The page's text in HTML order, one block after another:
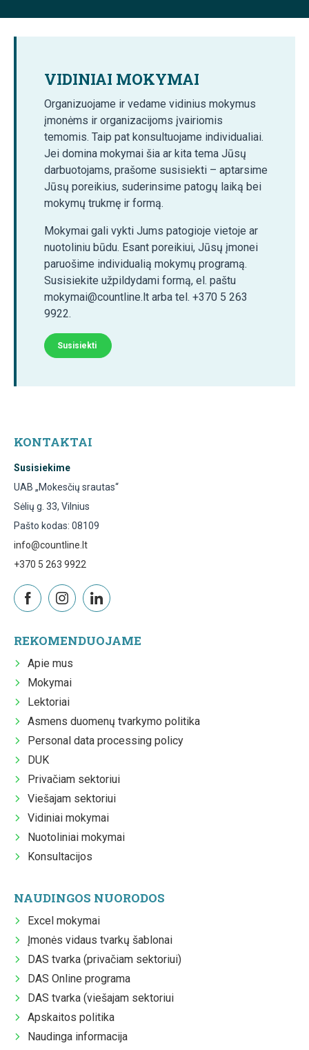
VIDINIAI MOKYMAI
Organizuojame ir vedame vidinius mokymus
įmonėms ir organizacijoms įvairiomis
temomis. Taip pat konsultuojame individualiai.
Jei domina mokymai šia ar kita tema Jūsų
darbuotojams, prašome susisiekti – aptarsime
Jūsų poreikius, suderinsime patogų laiką bei
mokymų trukmę ir formą.
Mokymai gali vykti Jums patogioje vietoje ar
nuotoliniu būdu. Esant poreikiui, Jūsų įmonei
paruošime individualią mokymų programą.
Susisiekite užpildydami formą, el. paštu
mokymai@countline.lt arba tel. +370 5 263
9922.
Susisiekti
KONTAKTAI
Susisiekime
UAB „Mokesčių srautas“
Sėlių g. 33, Vilnius
Pašto kodas: 08109
info@countline.lt
+370 5 263 9922
REKOMENDUOJAME
Apie mus
Mokymai
Lektoriai
Asmens duomenų tvarkymo politika
Personal data processing policy
DUK
Privačiam sektoriui
Viešajam sektoriui
Vidiniai mokymai
Nuotoliniai mokymai
Konsultacijos
NAUDINGOS NUORODOS
Excel mokymai
Įmonės vidaus tvarkų šablonai
DAS tvarka (privačiam sektoriui)
DAS Online programa
DAS tvarka (viešajam sektoriui
Apskaitos politika
Naudinga informacija